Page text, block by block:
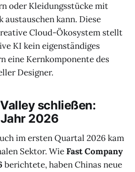
oder Kleidungsstücke mit
austauschen kann. Diese
Cloud-Ökosystem stellt
KI kein eigenständiges
eine Kernkomponente des
Designer.
schließen:
2026
im ersten Quartal 2026 kam
Sektor. WieFast Company
berichtete, haben Chinas neue